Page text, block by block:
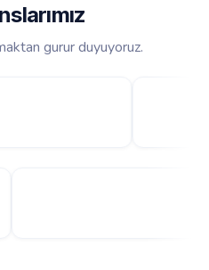
gurur duyuyoruz.